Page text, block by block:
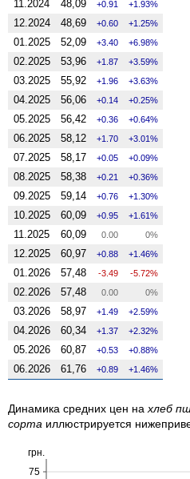
11.2024 48,09 0.91 1.93%
12.2024 48,69 0.60 1.25%
01.2025 52,09 3.40 6.98%
02.2025 53,96 1.87 3.59%
03.2025 55,92 1.96 3.63%
04.2025 56,06 0.14 0.25%
05.2025 56,42 0.36 0.64%
06.2025 58,12 1.70 3.01%
07.2025 58,17 0.05 0.09%
08.2025 58,38 0.21 0.36%
09.2025 59,14 0.76 1.30%
10.2025 60,09 0.95 1.61%
11.2025 60,09 0.00 0%
12.2025 60,97 0.88 1.46%
01.2026 57,48 -3.49 -5.72%
02.2026 57,48 0.00 0%
03.2026 58,97 1.49 2.59%
04.2026 60,34 1.37 2.32%
05.2026 60,87 0.53 0.88%
06.2026 61,76 0.89 1.46%
Динамика средних цен на хлеб
сорта иллюстрируется
75
грн.